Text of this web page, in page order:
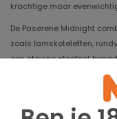
krachtige maar
De Paserene Midnight
zoals lamskoteletten,
een stevige stoofpot
geserveerd op 16-18 °C,